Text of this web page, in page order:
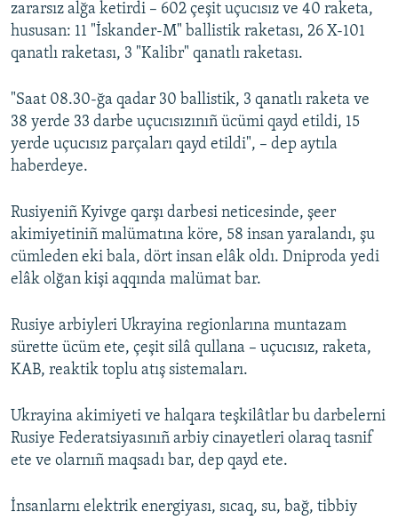
zararsız alğa ketirdi – 602 çeşit uçucısız ve 40 raketa,
hususan: 11 "İskander-M" ballistik raketası, 26 X-101
qanatlı raketası, 3 "Kalibr" qanatlı raketası.
"Saat 08.30-ğa qadar 30 ballistik, 3 qanatlı raketa ve
38 yerde 33 darbe uçucısızınıñ ücümi qayd etildi, 15
yerde uçucısız parçaları qayd etildi", – dep aytıla
haberdeye.
Rusiyeniñ Kyivge qarşı darbesi neticesinde, şeer
akimiyetiniñ malümatına köre, 58 insan yaralandı, şu
cümleden eki bala, dört insan elâk oldı. Dniproda yedi
elâk olğan kişi aqqında malümat bar.
Rusiye arbiyleri Ukrayina regionlarına muntazam
sürette ücüm ete, çeşit silâ qullana – uçucısız, raketa,
KAB, reaktik toplu atış sistemaları.
Ukrayina akimiyeti ve halqara teşkilâtlar bu darbelerni
Rusiye Federatsiyasınıñ arbiy cinayetleri olaraq tasnif
ete ve olarnıñ maqsadı bar, dep qayd ete.
İnsanlarnı elektrik energiyası, sıcaq, su, bağ, tibbiy